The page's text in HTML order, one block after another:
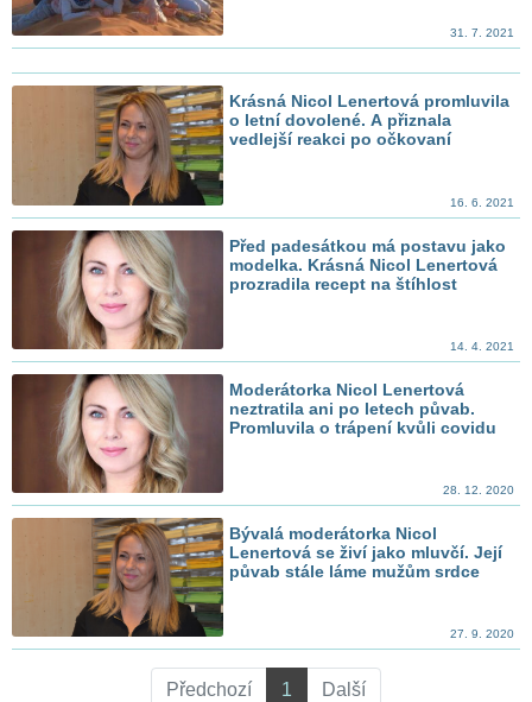
31. 7. 2021
Krásná Nicol Lenertová promluvila
o letní dovolené. A přiznala
vedlejší reakci po očkovaní
16. 6. 2021
Před padesátkou má postavu jako
modelka. Krásná Nicol Lenertová
prozradila recept na štíhlost
14. 4. 2021
Moderátorka Nicol Lenertová
neztratila ani po letech půvab.
Promluvila o trápení kvůli covidu
28. 12. 2020
Bývalá moderátorka Nicol
Lenertová se živí jako mluvčí. Její
půvab stále láme mužům srdce
27. 9. 2020
Předchozí 1 Další